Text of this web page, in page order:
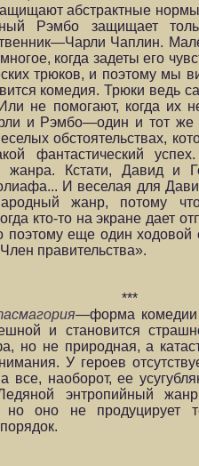
абстрактные
Рэмбо защищает
Чаплин.
когда задеты его
трюков, и поэтому мы
комедия. Трюки ведь
не помогают, когда их
и Рэмбо—один и тот же
обстоятельствах,
фантастический
жанра. Кстати, Давид и
И веселая для
жанр, потому
кто-то на экране дает
еще один ходовой
правительства».
***
—форма комедии
и становится
но не природная, а
У героев
все, наоборот, ее
энтропийный
но оно не продуцирует